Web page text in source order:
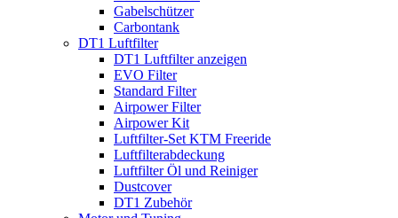
Gabelschützer
Carbontank
DT1 Luftfilter
DT1 Luftfilter anzeigen
EVO Filter
Standard Filter
Airpower Filter
Airpower Kit
Luftfilter-Set KTM Freeride
Luftfilterabdeckung
Luftfilter Öl und Reiniger
Dustcover
DT1 Zubehör